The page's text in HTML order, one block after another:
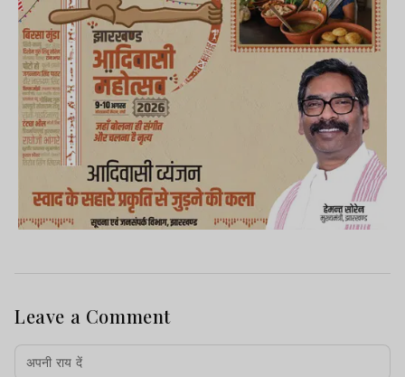
Leave a Comment